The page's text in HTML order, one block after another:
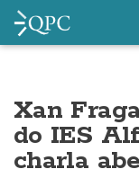
Xan
do IES
charla